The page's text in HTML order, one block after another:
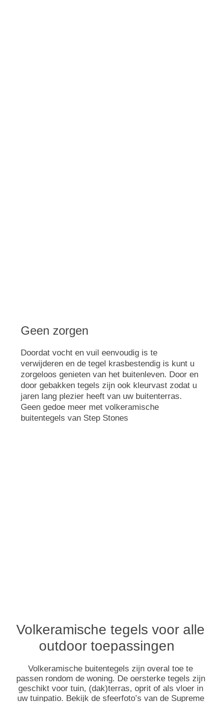
Geen zorgen
Doordat vocht en vuil eenvoudig is te
verwijderen en de tegel krasbestendig is kunt u
zorgeloos genieten van het buitenleven. Door en
door gebakken tegels zijn ook kleurvast zodat u
jaren lang plezier heeft van uw buitenterras.
Geen gedoe meer met volkeramische
buitentegels van Step Stones
Volkeramische tegels voor alle
outdoor toepassingen
Volkeramische buitentegels zijn overal toe te
passen rondom de woning. De oersterke tegels zijn
geschikt voor tuin, (dak)terras, oprit of als vloer in
uw tuinpatio. Bekijk de sfeerfoto’s van de Supreme